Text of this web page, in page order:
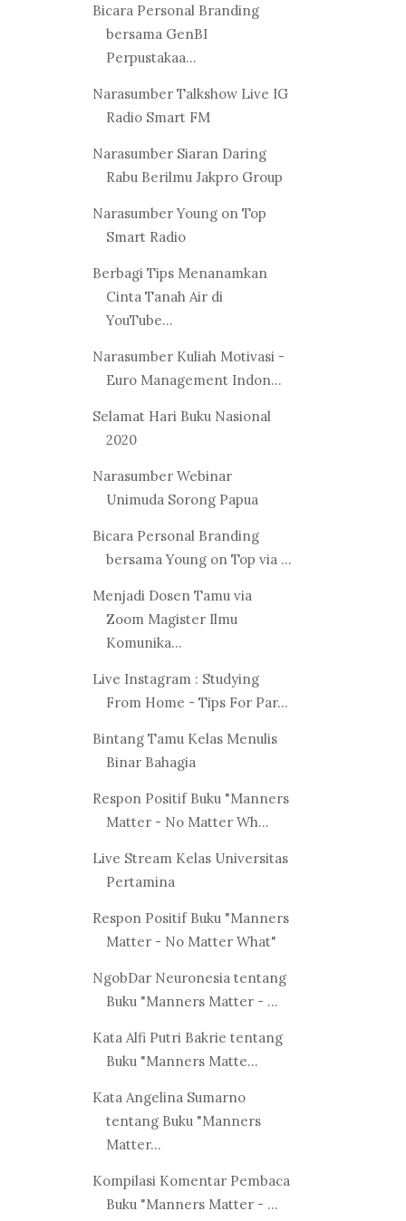
Bicara Personal Branding
bersama GenBI
Perpustakaa...
Narasumber Talkshow Live IG
Radio Smart FM
Narasumber Siaran Daring
Rabu Berilmu Jakpro Group
Narasumber Young on Top
Smart Radio
Berbagi Tips Menanamkan
Cinta Tanah Air di
YouTube...
Narasumber Kuliah Motivasi -
Euro Management Indon...
Selamat Hari Buku Nasional
2020
Narasumber Webinar
Unimuda Sorong Papua
Bicara Personal Branding
bersama Young on Top via ...
Menjadi Dosen Tamu via
Zoom Magister Ilmu
Komunika...
Live Instagram : Studying
From Home - Tips For Par...
Bintang Tamu Kelas Menulis
Binar Bahagia
Respon Positif Buku "Manners
Matter - No Matter Wh...
Live Stream Kelas Universitas
Pertamina
Respon Positif Buku "Manners
Matter - No Matter What"
NgobDar Neuronesia tentang
Buku "Manners Matter - ...
Kata Alfi Putri Bakrie tentang
Buku "Manners Matte...
Kata Angelina Sumarno
tentang Buku "Manners
Matter...
Kompilasi Komentar Pembaca
Buku "Manners Matter - ...